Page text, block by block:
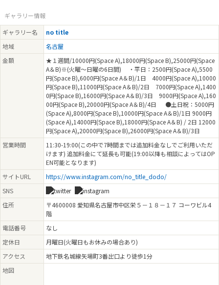
ギャラリー情報
ギャラリー名
no title
地域
名古屋
金額
★１週間/10000円(Space A),18000円(Space B),25000円(Space
A＆B)※(火曜～日曜の6日間) ・平日：2500円(Space A),5500
円(Space B),6000円(Space A＆B)/1日 4000円(Space A),10000
円(Space B),11000円(Space A＆B)/2日 7000円(Space A),1400
0円(Space B),16000円(Space A＆B)/3日 9000円(Space A),160
00円(Space B),20000円(Space A＆B)/4日 ●土日祝：5000円
(Space A),8000円(Space B),10000円(Space A＆B)/1日 9000円
(Space A),14000円(Space B),18000円(Space A＆B) / 2日 12000
円(Space A),20000円(Space B),26000円(Space A＆B)/3日
営業時間
11:30-19:00(この中で7時間までは追加料金なしでご利用いただ
けます) 追加料金にて延長も可能(19:00以降も相談によってはOP
EN可能となります)
サイトURL
https://www.instagram.com/no_title_dodo/
SNS
住所
〒4600008 愛知県名古屋市中区栄５－１８－１７ コーワビル4
階
電話番号
なし
定休日
月曜日(火曜日もお休みの場合あり)
アクセス
地下鉄名城線矢場町3番出口より徒歩1分
地図